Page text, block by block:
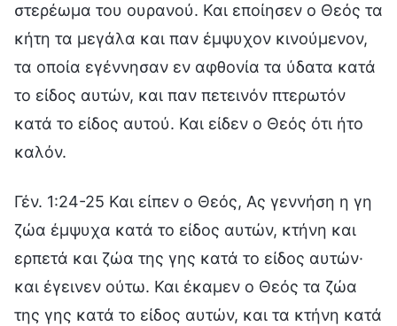
στερέωμα του ουρανού. Και εποίησεν ο Θεός τα
κήτη τα μεγάλα και παν έμψυχον κινούμενον,
τα οποία εγέννησαν εν αφθονία τα ύδατα κατά
το είδος αυτών, και παν πετεινόν πτερωτόν
κατά το είδος αυτού. Και είδεν ο Θεός ότι ήτο
καλόν.
Γέν. 1:24-25 Και είπεν ο Θεός, Ας γεννήση η γη
ζώα έμψυχα κατά το είδος αυτών, κτήνη και
ερπετά και ζώα της γης κατά το είδος αυτών·
και έγεινεν ούτω. Και έκαμεν ο Θεός τα ζώα
της γης κατά το είδος αυτών, και τα κτήνη κατά